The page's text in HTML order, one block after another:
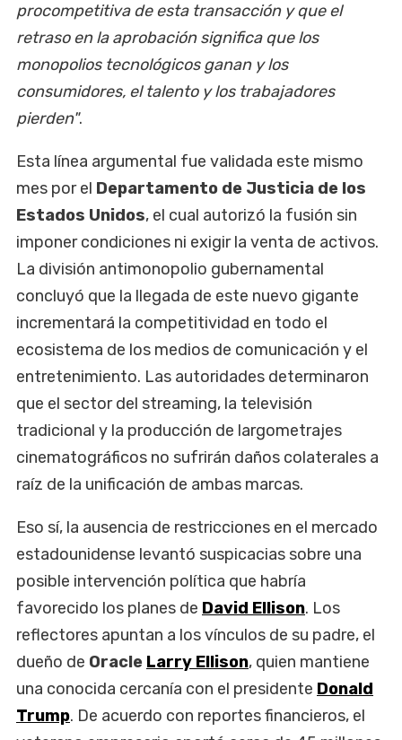
procompetitiva de esta transacción y que el
retraso en la aprobación significa que los
monopolios tecnológicos ganan y los
consumidores, el talento y los trabajadores
pierden".
Esta línea argumental fue validada este mismo
mes por el Departamento de Justicia de los
Estados Unidos, el cual autorizó la fusión sin
imponer condiciones ni exigir la venta de activos.
La división antimonopolio gubernamental
concluyó que la llegada de este nuevo gigante
incrementará la competitividad en todo el
ecosistema de los medios de comunicación y el
entretenimiento. Las autoridades determinaron
que el sector del streaming, la televisión
tradicional y la producción de largometrajes
cinematográficos no sufrirán daños colaterales a
raíz de la unificación de ambas marcas.
Eso sí, la ausencia de restricciones en el mercado
estadounidense levantó suspicacias sobre una
posible intervención política que habría
favorecido los planes de David Ellison. Los
reflectores apuntan a los vínculos de su padre, el
dueño de Oracle Larry Ellison, quien mantiene
una conocida cercanía con el presidente Donald
Trump. De acuerdo con reportes financieros, el